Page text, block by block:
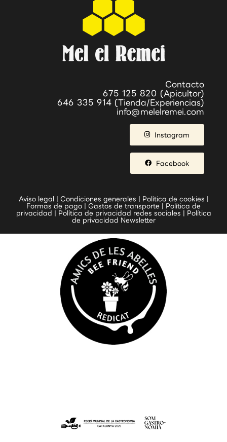
Contacto
675 125 820 (Apicultor)
646 335 914 (Tienda/Experiencias)
info@melelremei.com
Instagram
Facebook
Aviso legal Condiciones generales Política de cookies
Formas de pago
Gastos de transporte
Política de
privacidad
Política de privacidad redes sociales
Política
de privacidad Newsletter